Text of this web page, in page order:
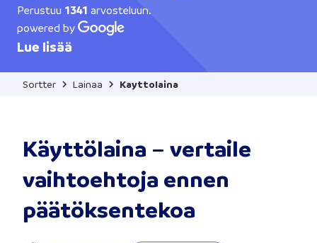
Perustuu 1341 arvosteluun.
powered by
Lue lisää
Sortter Lainaa Kayttolaina
Käyttölaina – vertaile
vaihtoehtoja ennen
päätöksentekoa